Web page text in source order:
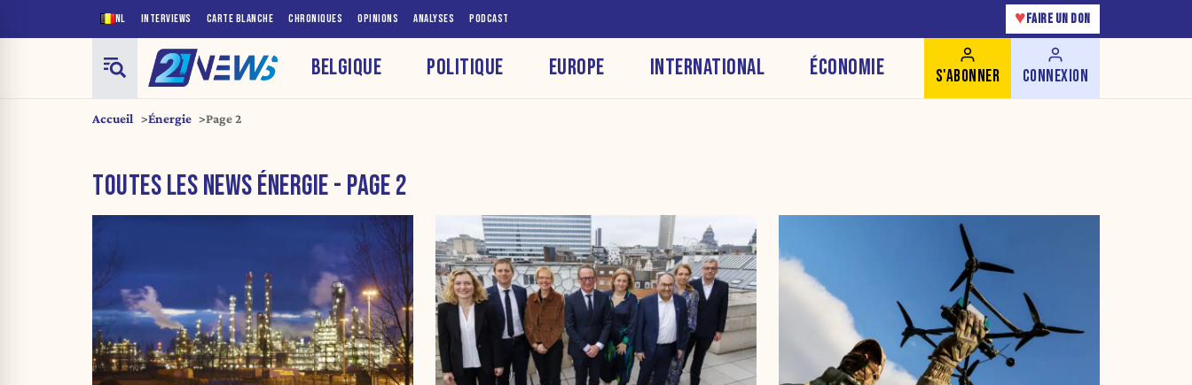
NL INTERVIEWS CARTE BLANCHE CHRONIQUES OPINIONS ANALYSES PODCAST ♥ FAIRE UN DON
BELGIQUE POLITIQUE EUROPE INTERNATIONAL ÉCONOMIE S'ABONNER CONNEXION
Accueil Énergie Page 2
TOUTES LES NEWS ÉNERGIE - PAGE 2